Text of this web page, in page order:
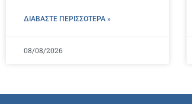
ΔΙΑΒΑΣΤΕ ΠΕΡΙΣΣΌΤΕΡΑ »
08/08/2026